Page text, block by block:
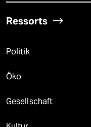
Ressorts
Politik
Öko
Gesellschaft